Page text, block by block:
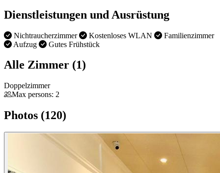
Dienstleistungen und Ausrüstung
Nichtraucherzimmer Kostenloses WLAN
Familienzimmer
Aufzug
Gutes Frühstück
Alle Zimmer (1)
Doppelzimmer
Max persons: 2
Photos (120)